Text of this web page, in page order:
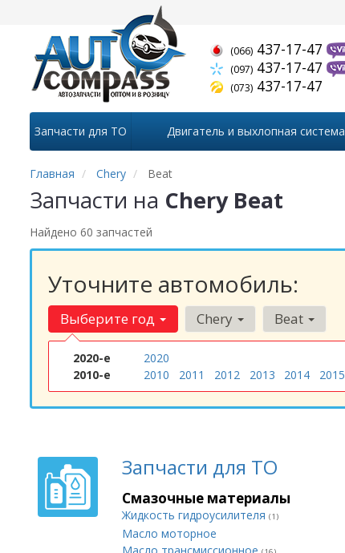
(066) 437-17-47
(097) 437-17-47
(073) 437-17-47
Запчасти для ТО Двигатель и выхлопная система
Главная Chery Beat
Запчасти на Chery Beat
Найдено 60 запчастей
Уточните автомобиль:
Выберите год
2020-е
2020
2010-е
2010 2011 2012 2013 2014 2015
Chery Beat
Запчасти для ТО
Смазочные материалы
Жидкость гидроусилителя (1)
Масло моторное